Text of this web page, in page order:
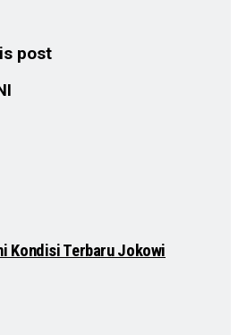
post
Kondisi Terbaru Jokowi